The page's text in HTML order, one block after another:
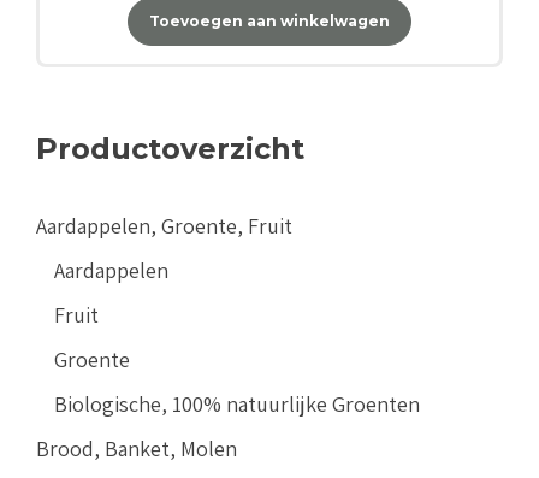
Toevoegen aan winkelwagen
Productoverzicht
Aardappelen, Groente, Fruit
Aardappelen
Fruit
Groente
Biologische, 100% natuurlijke Groenten
Brood, Banket, Molen